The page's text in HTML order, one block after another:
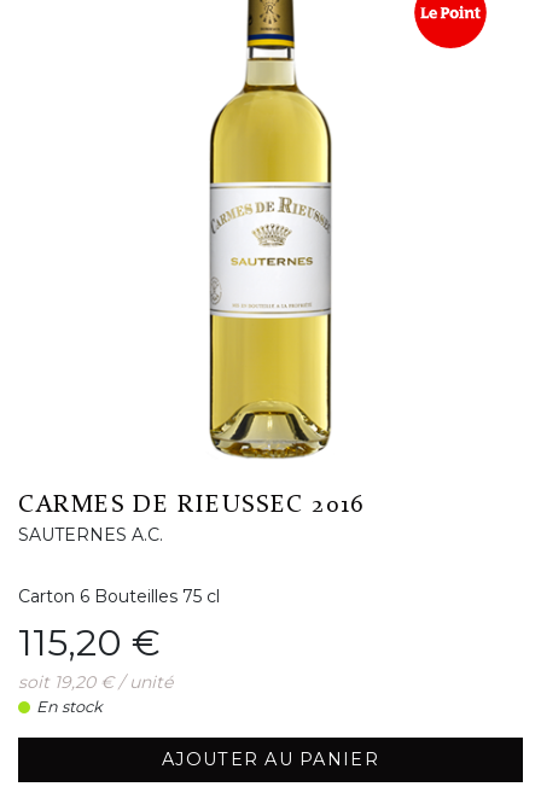
CARMES DE RIEUSSEC 2016
SAUTERNES A.C.
Carton 6 Bouteilles 75 cl
Prix
115,20 €
soit 19,20 € / unité
En stock
AJOUTER AU PANIER